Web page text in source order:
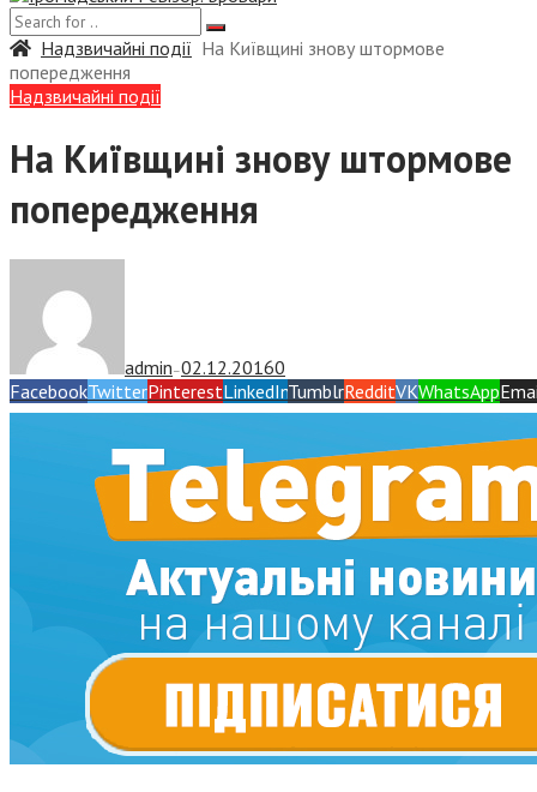
Надзвичайні події На Київщині знову штормове
попередження
Надзвичайні події
На Київщині знову штормове
попередження
admin —02.12.20160
FacebookTwitterPinterestLinkedInTumblrRedditVKWhatsApp